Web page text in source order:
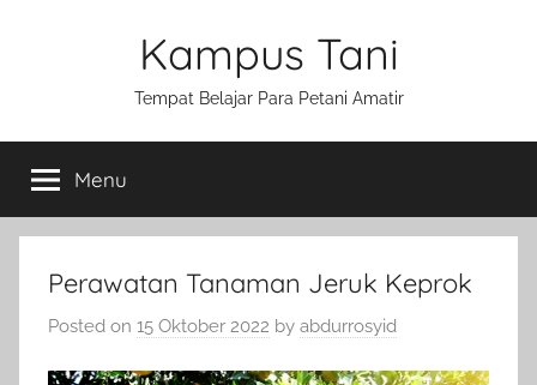
Kampus Tani
Tempat Belajar Para Petani Amatir
Menu
Perawatan Tanaman Jeruk Keprok
Posted on 15 Oktober 2022 by abdurrosyid